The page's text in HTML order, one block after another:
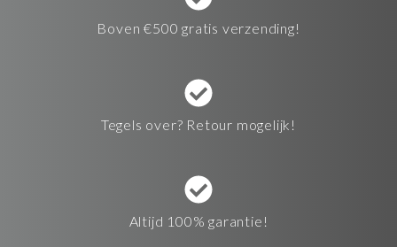
Boven €500 gratis verzending!
Tegels over? Retour mogelijk!
Altijd 100% garantie!